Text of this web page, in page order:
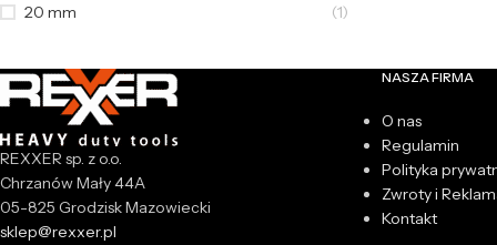
20 mm
(1)
REXXER sp. z o.o.
Chrzanów Mały 44A
05-825 Grodzisk Mazowiecki
sklep@rexxer.pl
NASZA FIRMA
O nas
Regulamin
Polityka
Zwroty i
Kontakt